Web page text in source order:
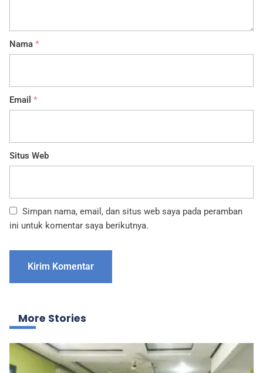
Nama *
Email *
Situs Web
Simpan nama, email, dan situs web saya pada peramban
ini untuk komentar saya berikutnya.
More Stories